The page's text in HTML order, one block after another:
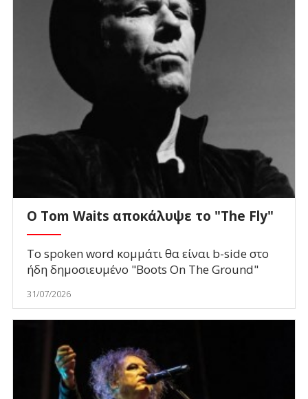
Ο Tom Waits αποκάλυψε το "The Fly"
To spoken word κομμάτι θα είναι b-side στο
ήδη δημοσιευμένο "Boots On The Ground"
31/07/2026